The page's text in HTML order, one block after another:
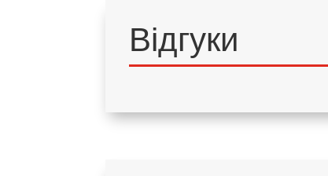
Відгуки